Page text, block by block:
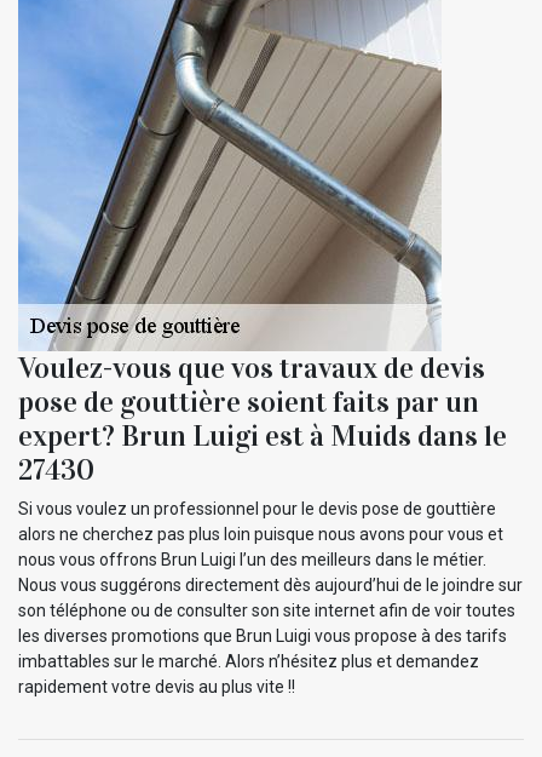
Voulez-vous que vos travaux de devis
pose de gouttière soient faits par un
expert? Brun Luigi est à Muids dans le
27430
Si vous voulez un professionnel pour le devis pose de gouttière
alors ne cherchez pas plus loin puisque nous avons pour vous et
nous vous offrons Brun Luigi l’un des meilleurs dans le métier.
Nous vous suggérons directement dès aujourd’hui de le joindre sur
son téléphone ou de consulter son site internet afin de voir toutes
les diverses promotions que Brun Luigi vous propose à des tarifs
imbattables sur le marché. Alors n’hésitez plus et demandez
rapidement votre devis au plus vite !!